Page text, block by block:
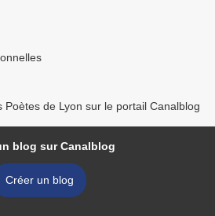
Poètes de Lyon sur le portail Canalblog
blog sur Canalblog
Créer un blog